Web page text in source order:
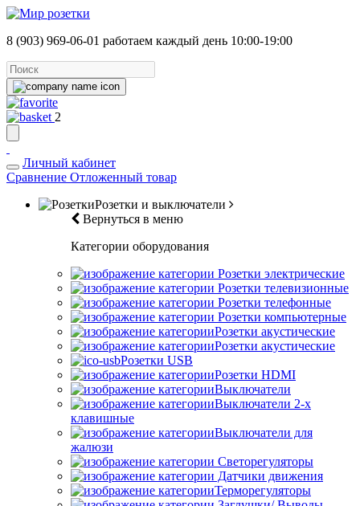
8 (903) 969-06-01 работаем каждый день 10:00-19:00
2
Личный кабинет
Сравнение Отложенный товар
Розетки и выключатели
Вернуться в меню
Категории оборудования
Розетки электрические
Розетки телевизионные
Розетки телефонные
Розетки компьютерные
Розетки акустические
Розетки акустические
Розетки USB
Розетки HDMI
Выключатели
Выключатели 2-х
клавишные
Выключатели для
жалюзи
Светорегуляторы
Датчики движения
Терморегуляторы